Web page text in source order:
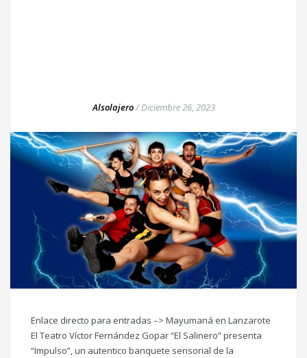
Alsolajero/Diciembre 26, 2023
Enlace directo para entradas –> Mayumaná en Lanzarote
El Teatro Víctor Fernández Gopar “El Salinero” presenta
“Impulso”, un autentico banquete sensorial de la